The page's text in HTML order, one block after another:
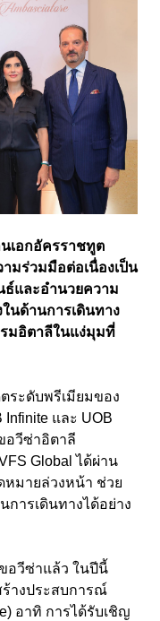
เอกอัครราชทูต
มร่วมมือต่อเนื่องเป็น
ธ์และอำนวยความ
นด้านการเดินทาง
มอิตาลีในแง่มุมที่
ระดับพรีเมียมของ
Infinite และ UOB
อวีซ่าอิตาลี
Global ได้ผ่าน
หมายล่วงหน้า ช่วย
การเดินทางได้อย่าง
อวีซ่าแล้ว ในปีนี้
ร้างประสบการณ์
อาทิ การได้รับเชิญ